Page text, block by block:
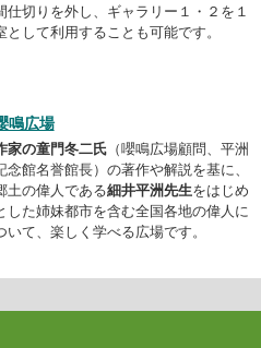
仕切りを外し、ギャラリー１・２を１
として利用することも可能です。
鳴広場
家の童門冬二氏（嚶鳴広場顧問、平洲
念館名誉館長）の著作や解説を基に、
土の偉人である細井平洲先生をはじめ
した姉妹都市を含む全国各地の偉人に
いて、楽しく学べる広場です。